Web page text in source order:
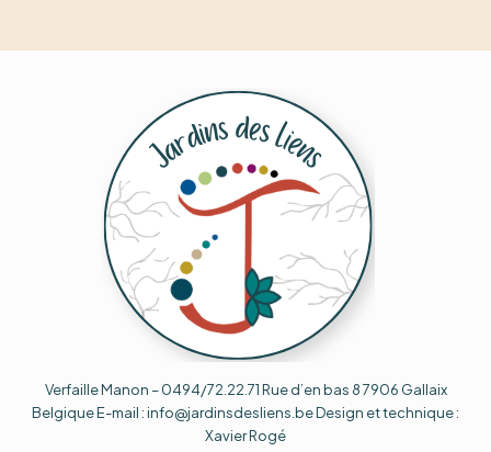
Verfaille Manon – 0494/72.22.71 Rue d’en bas 8 7906 Gallaix
Belgique E-mail : info@jardinsdesliens.be Design et technique :
Xavier Rogé